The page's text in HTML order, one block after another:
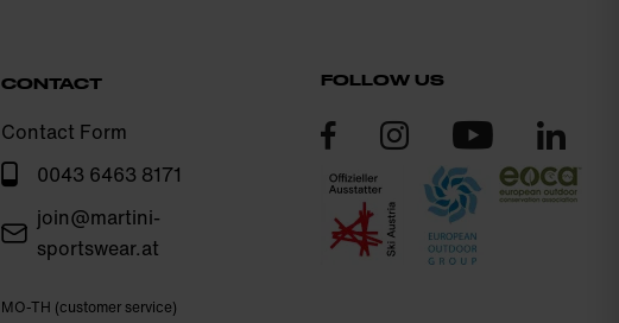
CONTACT
Contact Form
0043 6463 8171
join@martini-
sportswear.at
MO-TH (customer service)
FOLLOW US